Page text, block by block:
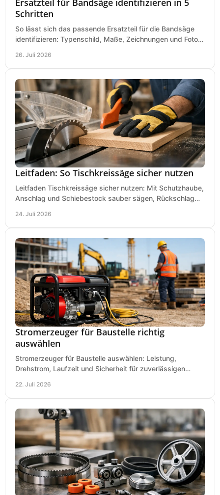
Schritten
So lässt sich das passende Ersatzteil für die Bandsäge
identifizieren: Typenschild, Maße, Zeichnungen und Fotos
26. Juli 2026
Leitfaden: So Tischkreissäge sicher nutzen
Leitfaden Tischkreissäge sicher nutzen: Mit Schutzhaube,
Anschlag und Schiebestock sauber sägen, Rückschlag
24. Juli 2026
Stromerzeuger für Baustelle richtig
auswählen
Stromerzeuger für Baustelle auswählen: Leistung,
Drehstrom, Laufzeit und Sicherheit für zuverlässigen
22. Juli 2026